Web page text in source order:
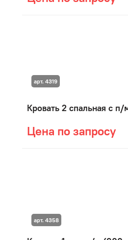
Кровать 2 спальная с
Цена по запросу
арт. 4319
арт. 4358